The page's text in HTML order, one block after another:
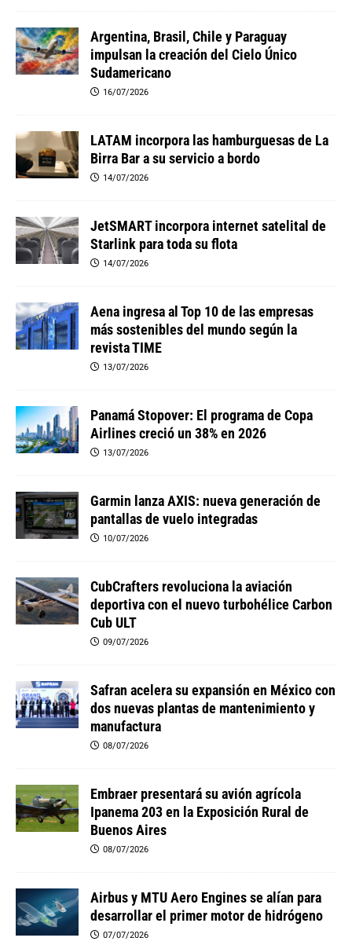
Argentina, Brasil, Chile y Paraguay
impulsan la creación del Cielo Único
Sudamericano
16/07/2026
LATAM incorpora las hamburguesas de La
Birra Bar a su servicio a bordo
14/07/2026
JetSMART incorpora internet satelital de
Starlink para toda su flota
14/07/2026
Aena ingresa al Top 10 de las empresas
más sostenibles del mundo según la
revista TIME
13/07/2026
Panamá Stopover: El programa de Copa
Airlines creció un 38% en 2026
13/07/2026
Garmin lanza AXIS: nueva generación de
pantallas de vuelo integradas
10/07/2026
CubCrafters revoluciona la aviación
deportiva con el nuevo turbohélice Carbon
Cub ULT
09/07/2026
Safran acelera su expansión en México con
dos nuevas plantas de mantenimiento y
manufactura
08/07/2026
Embraer presentará su avión agrícola
Ipanema 203 en la Exposición Rural de
Buenos Aires
08/07/2026
Airbus y MTU Aero Engines se alían para
desarrollar el primer motor de hidrógeno
07/07/2026